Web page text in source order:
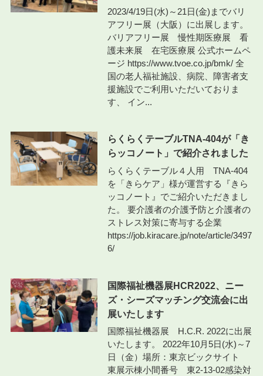
2023/4/19日(水)～21日(金)までバリ
アフリー展（大阪）に出展します。
バリアフリー展 慢性期医療展 看
護未来展 在宅医療展 公式ホームペ
ージ https://www.tvoe.co.jp/bmk/ 全
国の老人福祉施設、病院、障害者支
援施設でご利用いただいておりま
す、 イン...
らくらくテーブルTNA-404が「き
らッコノート」で紹介されました
らくらくテーブル４人用 TNA-404
を「きらケア」様が運営する『きら
ッコノート』でご紹介いただきまし
た。 要介護者の介護予防と介護者の
ストレス対策に寄与する企業
https://job.kiracare.jp/note/article/3497
6/
国際福祉機器展HCR2022、ニー
ズ・シーズマッチング交流会に出
展いたします
国際福祉機器展 H.C.R. 2022に出展
いたします。 2022年10月5日(水)～7
日（金）場所：東京ビックサイト
東展示棟小間番号 東2-13-02感染対